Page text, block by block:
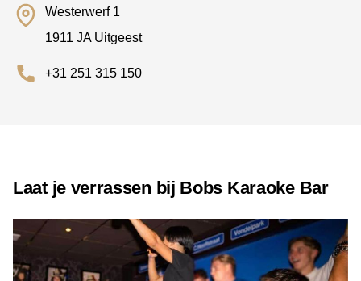
Westerwerf 1
1911 JA Uitgeest
+31 251 315 150
Laat je verrassen bij Bobs Karaoke Bar